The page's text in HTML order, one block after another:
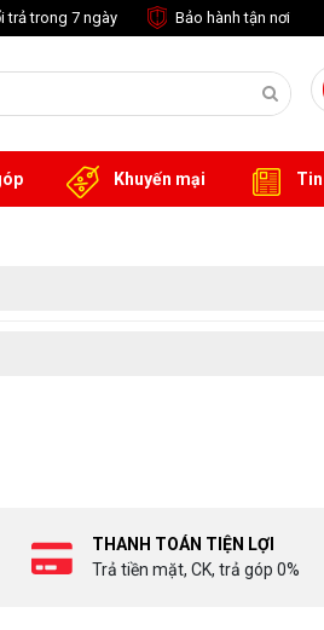
trả trong 7 ngày Bảo hành tận nơi
Khuyến mại
THANH TOÁN TIỆN LỢI
Trả tiền mặt, CK, trả góp 0%